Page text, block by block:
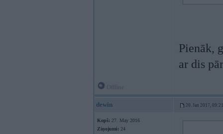
Pienāk,
ar dis
dewin 20. Jan 2017, 09:21
Kopš: 27. May 2016
Ziņojumi: 24